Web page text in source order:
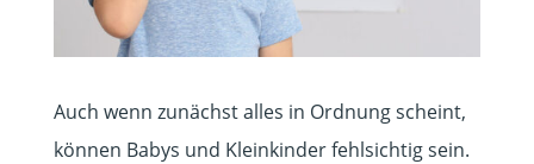
Auch wenn zunächst alles in Ordnung scheint,
können Babys und Kleinkinder fehlsichtig sein.